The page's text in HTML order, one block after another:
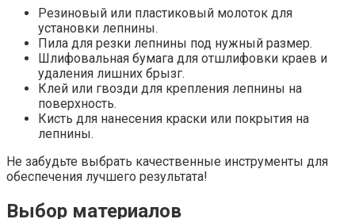
Резиновый или пластиковый молоток для
установки лепнины.
Пила для резки лепнины под нужный размер.
Шлифовальная бумага для отшлифовки краев и
удаления лишних брызг.
Клей или гвозди для крепления лепнины на
поверхность.
Кисть для нанесения краски или покрытия на
лепнины.
Не забудьте выбрать качественные инструменты для
обеспечения лучшего результата!
Выбор материалов